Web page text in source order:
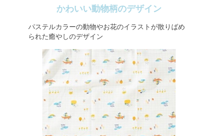
かわいい動物柄のデザイン
パステルカラーの動物やお花のイラストが散りばめ
られた癒やしのデザイン